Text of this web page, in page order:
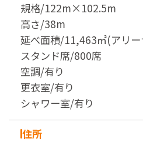
規格/122m×102.5m
高さ/38m
延べ面積/11,463㎡(アリ
スタンド席/800席
空調/有り
更衣室/有り
シャワー室/有り
住所